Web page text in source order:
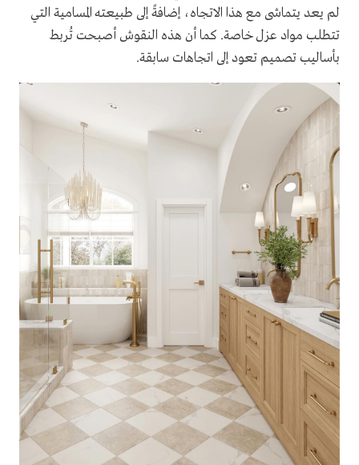
لم يعد يتماشى مع هذا الاتجاه، إضافةً إلى طبيعته المسامية التي
تتطلب مواد عزل خاصة. كما أن هذه النقوش أصبحت تُربط
بأساليب تصميم تعود إلى اتجاهات سابقة.